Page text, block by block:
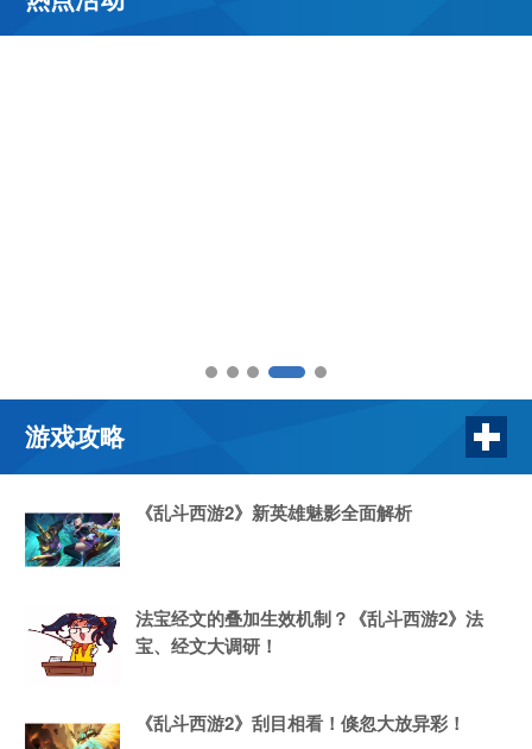
游戏攻略
《乱斗西游2》新英雄魅影全面解析
法宝经文的叠加生效机制？《乱斗西游2》法
宝、经文大调研！
《乱斗西游2》刮目相看！倏忽大放异彩！